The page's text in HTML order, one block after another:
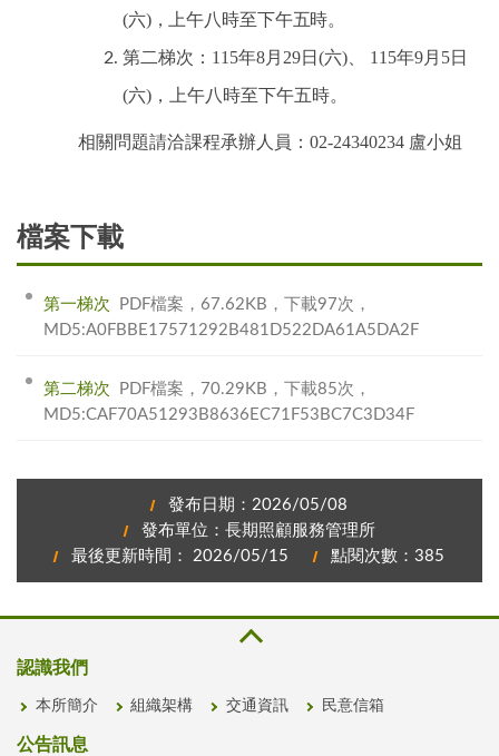
(六)，上午八時至下午五時。
第二梯次：115年8月29日(六)、 115年9月5日
(六)，上午八時至下午五時。
相關問題請洽課程承辦人員：02-24340234 盧小姐
檔案下載
第一梯次
PDF檔案，67.62KB，下載97次，
MD5:A0FBBE17571292B481D522DA61A5DA2F
第二梯次
PDF檔案，70.29KB，下載85次，
MD5:CAF70A51293B8636EC71F53BC7C3D34F
發布日期：2026/05/08
發布單位：長期照顧服務管理所
最後更新時間： 2026/05/15
點閱次數：385
認識我們
本所簡介 組織架構 交通資訊 民意信箱
公告訊息